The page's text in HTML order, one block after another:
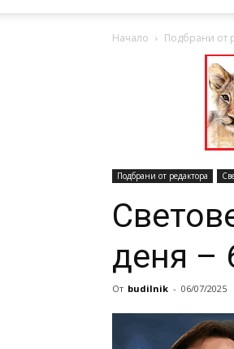
Начало Подбрани от
Подбрани от редактора
деня –
От budilnik - 06/07/2025